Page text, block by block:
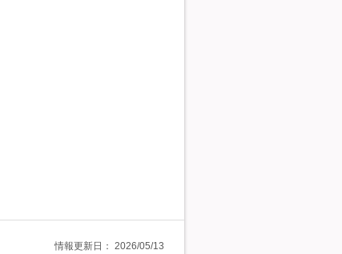
情報更新日： 2026/05/13